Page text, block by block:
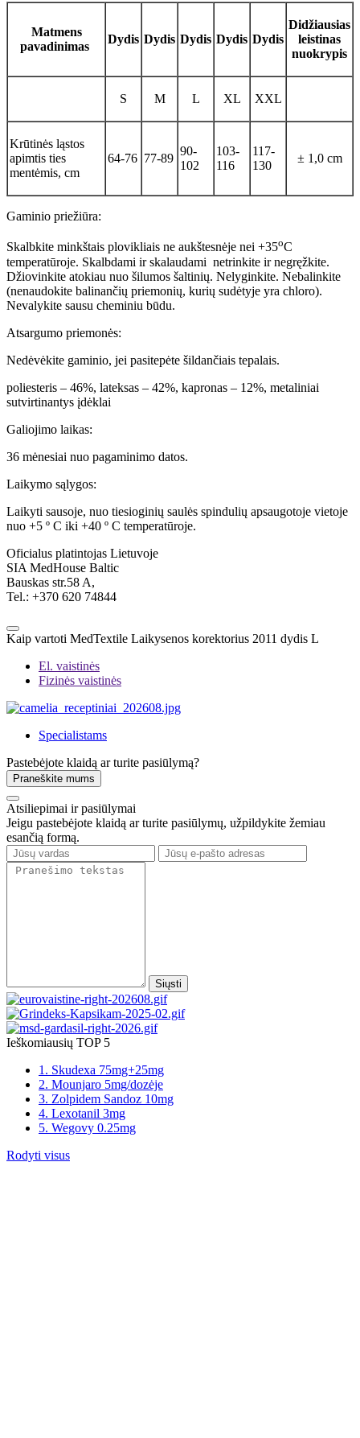
Matmens
pavadinimas
Dydis Dydis Dydis Dydis Dydis
Didžiausias
leistinas
nuokrypis
S M L XL XXL
Krūtinės ląstos
apimtis ties
mentėmis, cm
64-76 77-89
90-
102
103-
116
117-
130
± 1,0 cm
Gaminio priežiūra:
Skalbkite minkštais plovikliais ne aukštesnėje nei +35оС
temperatūroje. Skalbdami ir skalaudami netrinkite ir negręžkite.
Džiovinkite atokiau nuo šilumos šaltinių. Nelyginkite. Nebalinkite
(nenaudokite balinančių priemonių, kurių sudėtyje yra chloro).
Nevalykite sausu cheminiu būdu.
Atsargumo priemonės:
Nedėvėkite gaminio, jei pasitepėte šildančiais tepalais.
poliesteris – 46%, lateksas – 42%, kapronas – 12%, metaliniai
sutvirtinantys įdėklai
Galiojimo laikas:
36 mėnesiai nuo pagaminimo datos.
Laikymo sąlygos:
Laikyti sausoje, nuo tiesioginių saulės spindulių apsaugotoje vietoje
nuo +5 º C iki +40 º C temperatūroje.
Oficialus platintojas Lietuvoje
SIA MedHouse Baltic
Bauskas str.58 A,
Tel.: +370 620 74844
Kaip vartoti MedTextile Laikysenos korektorius 2011 dydis L
El. vaistinės
Fizinės vaistinės
Specialistams
Pastebėjote klaidą ar turite pasiūlymą?
Praneškite mums
Atsiliepimai ir pasiūlymai
Jeigu pastebėjote klaidą ar turite pasiūlymų, užpildykite žemiau
esančią formą.
Siųsti
Ieškomiausių TOP 5
1. Skudexa 75mg+25mg
2. Mounjaro 5mg/dozėje
3. Zolpidem Sandoz 10mg
4. Lexotanil 3mg
5. Wegovy 0.25mg
Rodyti visus